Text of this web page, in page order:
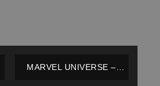
MARVEL UNIVERSE –